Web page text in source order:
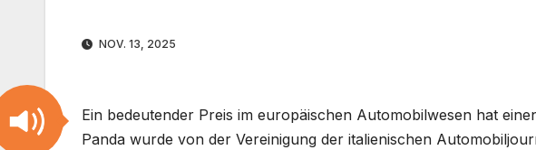
NOV. 13, 2025
Ein bedeutender Preis im europäischen Automobilwesen hat
Panda wurde von der Vereinigung der italienischen